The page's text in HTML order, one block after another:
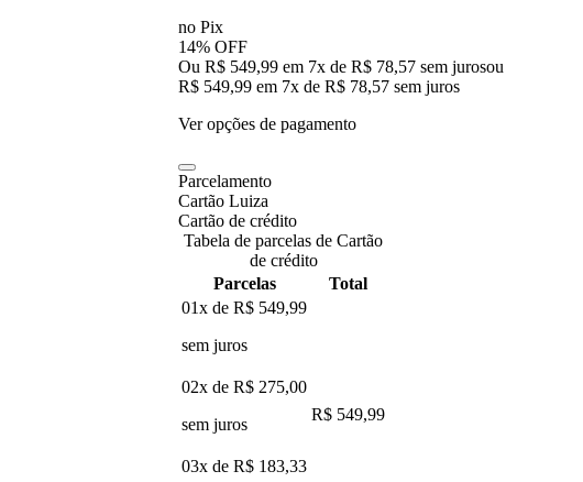
no Pix
14% OFF
Ou R$ 549,99 em 7x de R$ 78,57 sem jurosou
R$ 549,99 em 7x de R$ 78,57 sem juros
Ver opções de pagamento
Parcelamento
Cartão Luiza
Cartão de crédito
Tabela de parcelas de Cartão
de crédito
Parcelas
Total
01x de R$ 549,99
sem juros
02x de R$ 275,00
sem juros
R$ 549,99
03x de R$ 183,33